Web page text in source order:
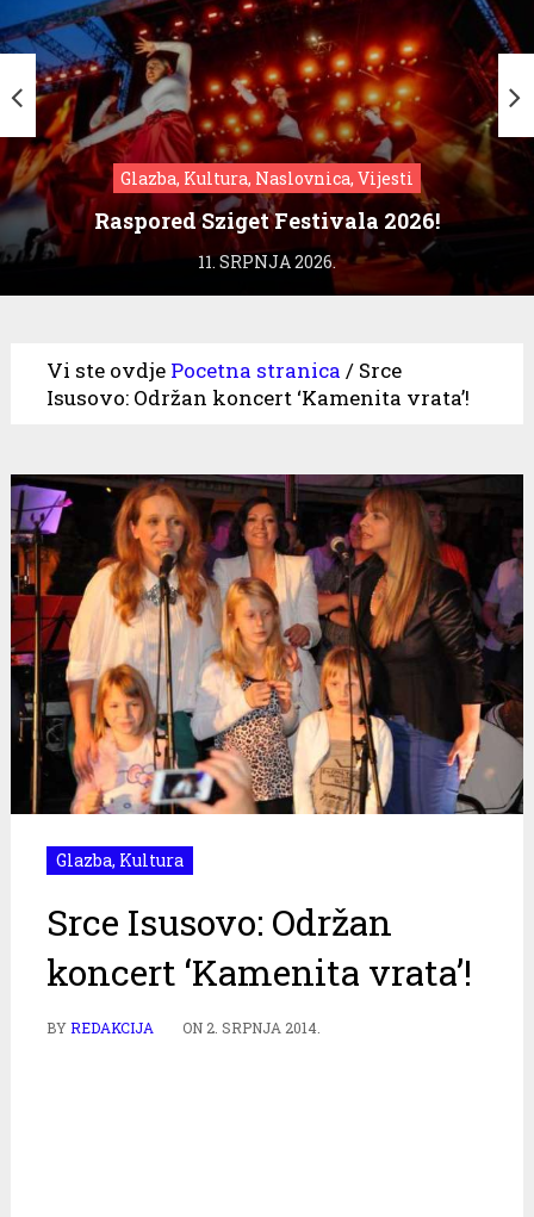
Glazba, Kultura, Naslovnica, Vijesti
Raspored Sziget Festivala 2026!
11. SRPNJA 2026.
Vi ste ovdje Pocetna stranica / Srce
Isusovo: Održan koncert ‘Kamenita vrata’!
Glazba, Kultura
Srce Isusovo: Održan
koncert ‘Kamenita vrata’!
BYREDAKCIJA ON 2. SRPNJA 2014.